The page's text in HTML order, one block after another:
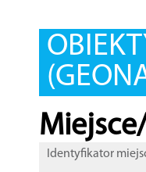
Identyfikator